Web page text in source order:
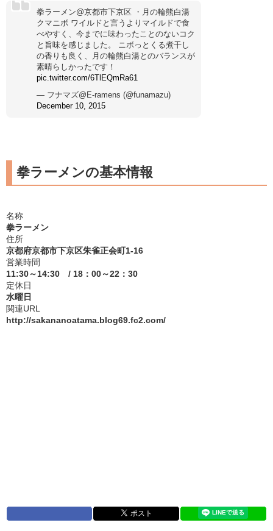
拳ラーメン@京都市下京区 ・月の輪熊白湯
クマニボ ワイルドと言うよりマイルドで食
べやすく、今までに味わったことのないコク
と旨味を感じました。 ニボっとくる煮干し
の香りも良く、月の輪熊白湯とのバランスが
素晴らしかったです！
pic.twitter.com/6TlEQmRa61
— フナマズ@E-ramens (@funamazu)
December 10, 2015
拳ラーメンの基本情報
名称
拳ラーメン
住所
京都府京都市下京区朱雀正会町1-16
営業時間
11:30～14:30 / 18：00～22：30
定休日
水曜日
関連URL
http://sakananoatama.blog69.fc2.com/